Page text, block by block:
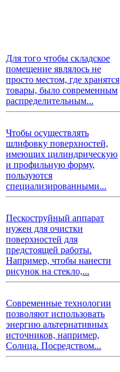
Для того чтобы складское
помещение являлось не
просто местом, где хранятся
товары, было современным
распределительным...
Чтобы осуществлять
шлифовку поверхностей,
имеющих цилиндрическую
и профильную форму,
пользуются
специализированными...
Пескоструйный аппарат
нужен для очистки
поверхностей для
предстоящей работы.
Например, чтобы нанести
рисунок на стекло,...
Современные технологии
позволяют использовать
энергию альтернативных
источников, например,
Солнца. Посредством...